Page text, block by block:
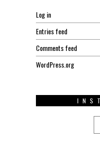
Log in
Entries feed
Comments feed
WordPress.org